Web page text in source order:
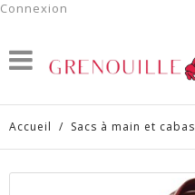
Connexion
Accueil / Sacs à main et cabas